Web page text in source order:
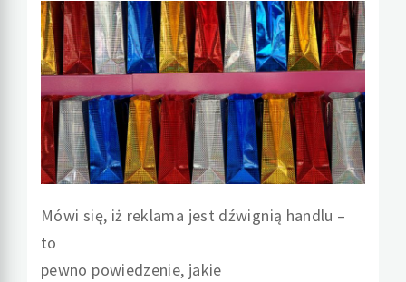
Mówi się, iż reklama jest dźwignią handlu –
to
pewno powiedzenie, jakie